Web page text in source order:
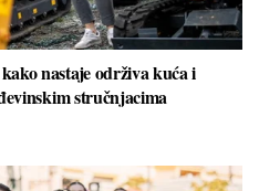
nastaje održiva kuća i
stručnjacima